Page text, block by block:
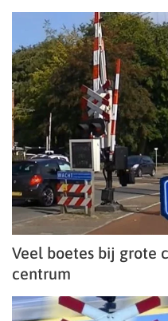
Veel boetes bij grote
centrum